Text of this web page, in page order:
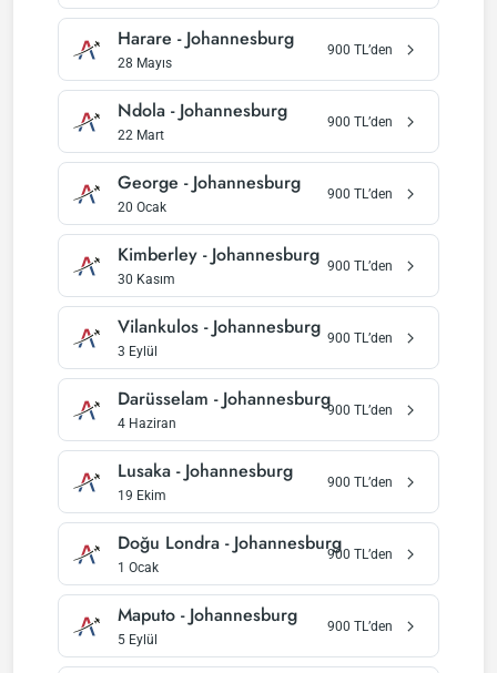
Harare - Johannesburg
28 Mayıs
900 TL’den
Ndola - Johannesburg
22 Mart
900 TL’den
George - Johannesburg
20 Ocak
900 TL’den
Kimberley - Johannesburg
30 Kasım
900 TL’den
Vilankulos - Johannesburg
3 Eylül
900 TL’den
Darüsselam - Johannesburg
4 Haziran
900 TL’den
Lusaka - Johannesburg
19 Ekim
900 TL’den
Doğu Londra - Johannesburg
1 Ocak
900 TL’den
Maputo - Johannesburg
5 Eylül
900 TL’den